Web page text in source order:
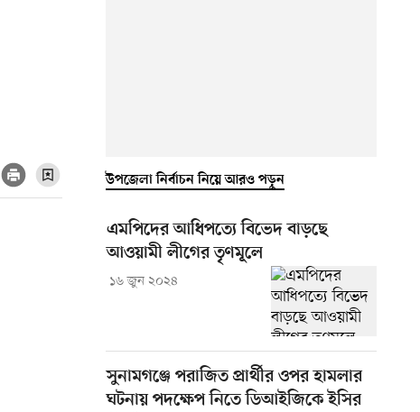
উপজেলা নির্বাচন নিয়ে আরও পড়ুন
এমপিদের আধিপত্যে বিভেদ বাড়ছে
আওয়ামী লীগের তৃণমূলে
১৬ জুন ২০২৪
সুনামগঞ্জে পরাজিত প্রার্থীর ওপর হামলার
ঘটনায় পদক্ষেপ নিতে ডিআইজিকে ইসির